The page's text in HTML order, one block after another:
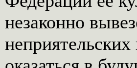
незаконно